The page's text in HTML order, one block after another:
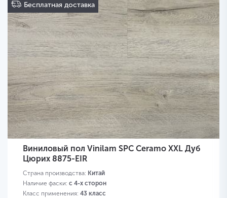
Бесплатная доставка
Виниловый пол Vinilam SPC Ceramo XXL Дуб
Цюрих 8875-EIR
Страна производства: Китай
Наличие фаски: с 4-х сторон
Класс применения: 43 класс